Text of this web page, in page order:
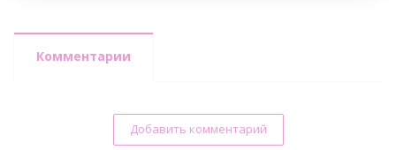
Комментарии
Добавить комментарий